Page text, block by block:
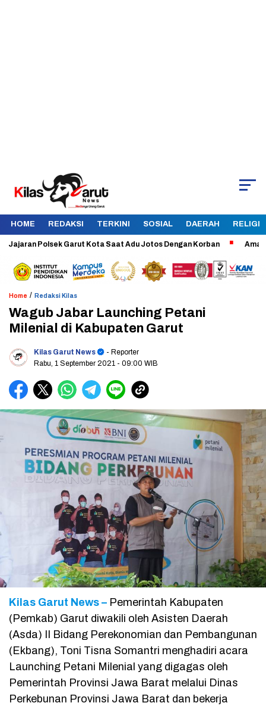
HOME REDAKSI TERKINI SOSIAL DAERAH RELIGI
Polsek Garut Kota Saat Adu Jotos Dengan Korban Aman dan
Home / Redaksi Kilas
Wagub Jabar Launching Petani
Milenial di Kabupaten Garut
Kilas Garut News
- Reporter
Rabu, 1 September 2021 - 09:00 WIB
Kilas Garut News – Pemerintah Kabupaten
(Pemkab) Garut diwakili oleh Asisten Daerah
(Asda) II Bidang Perekonomian dan Pembangunan
(Ekbang), Toni Tisna Somantri menghadiri acara
Launching Petani Milenial yang digagas oleh
Pemerintah Provinsi Jawa Barat melalui Dinas
Perkebunan Provinsi Jawa Barat dan bekerja